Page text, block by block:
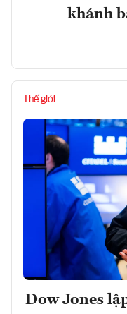
khánh
Thế giới
Dow Jones